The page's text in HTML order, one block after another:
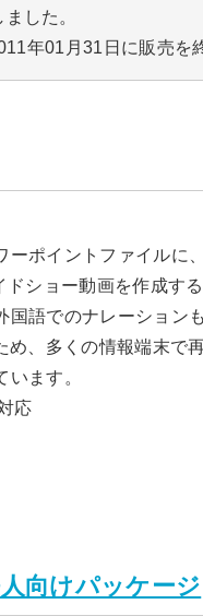
した。
年01月31日に販売を
ポイントファイルに
ショー動画を作成する
国語でのナレーション
め、多くの情報端末で
ます。
応
向けパッケージ